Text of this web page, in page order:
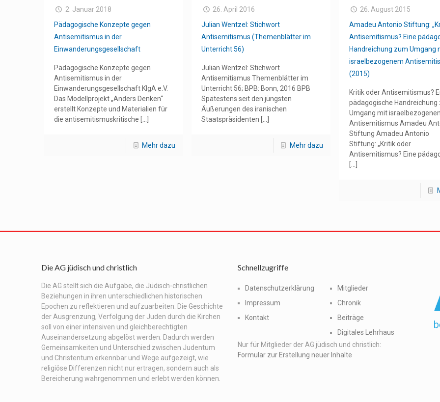
2. Januar 2018
Pädagogische Konzepte gegen
Antisemitismus in der
Einwanderungsgesellschaft
Pädagogische Konzepte gegen
Antisemitismus in der
Einwanderungsgesellschaft KIgA e.V.
Das Modellprojekt „Anders Denken“
erstellt Konzepte und Materialien für
die antisemitismuskritische
Mehr dazu
26. April 2016
Julian Wentzel: Stichwort
Antisemitismus (Themenblätter im
Unterricht 56)
Julian Wentzel: Stichwort
Antisemitismus Themenblätter im
Unterricht 56; BPB: Bonn, 2016 BPB
Spätestens seit den jüngsten
Äußerungen des iranischen
Staatspräsidenten
Mehr dazu
26. August 2015
Amadeu Antonio Stiftung:
Antisemitismus? Eine
Handreichung zum Umgang
israelbezogenem
(2015)
Kritik oder Antisemitismus?
pädagogische Handreichung
Umgang mit
Antisemitismus Amadeu
Stiftung Amadeu Antonio
Stiftung: „Kritik oder
Antisemitismus? Eine
Die AG jüdisch und christlich
Die AG stellt sich die Aufgabe, die Jüdisch-christlichen
Beziehungen in ihren unterschiedlichen historischen
Epochen zu reflektieren und aufzuarbeiten. Die Geschichte
der Ausgrenzung, Verfolgung der Juden durch die Kirchen
soll von einer intensiven und gleichberechtigten
Auseinandersetzung abgelöst werden. Dadurch werden
Gemeinsamkeiten und Unterschied zwischen Judentum
und Christentum erkennbar und Wege aufgezeigt, wie
religiöse Differenzen nicht nur ertragen, sondern auch als
Bereicherung wahrgenommen und erlebt werden können.
Schnellzugriffe
Datenschutzerklärung
Impressum
Kontakt
Mitglieder
Chronik
Beiträge
Digitales Lehrhaus
Nur für Mitglieder der AG jüdisch und christlich:
Formular zur Erstellung neuer Inhalte